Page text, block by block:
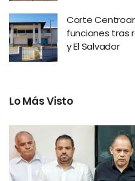
Corte
funciones tras
y El Salvador
Lo Más Visto